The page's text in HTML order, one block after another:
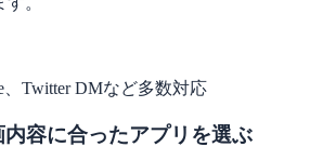
、Twitter DMなど多数対応
容に合ったアプリを選ぶ